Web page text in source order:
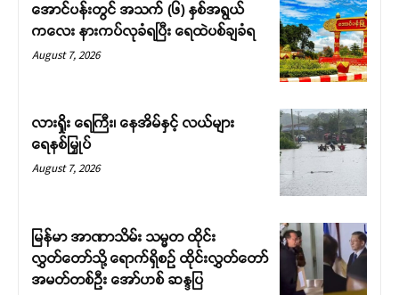
အောင်ပန်းတွင် အသက် (၆) နှစ်အရွယ်
ကလေး နားကပ်လုခံရပြီး ရေထဲပစ်ချခံရ
August 7, 2026
လားရှိုး ရေကြီး၊ နေအိမ်နှင့် လယ်များ
ရေနစ်မြှုပ်
August 7, 2026
မြန်မာ အာဏာသိမ်း သမ္မတ ထိုင်း
လွှတ်တော်သို့ ရောက်ရှိစဉ် ထိုင်းလွှတ်တော်
အမတ်တစ်ဦး အော်ဟစ် ဆန္ဒပြ